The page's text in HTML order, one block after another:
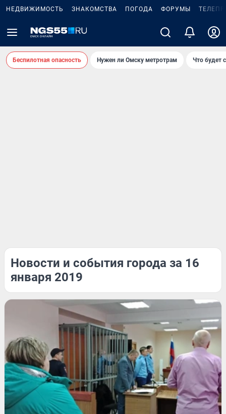
НЕДВИЖИМОСТЬ ЗНАКОМСТВА ПОГОДА ФОРУМЫ
Беспилотная опасность Нужен ли Омску метротрам Что будет
Новости и события города за 16
января 2019